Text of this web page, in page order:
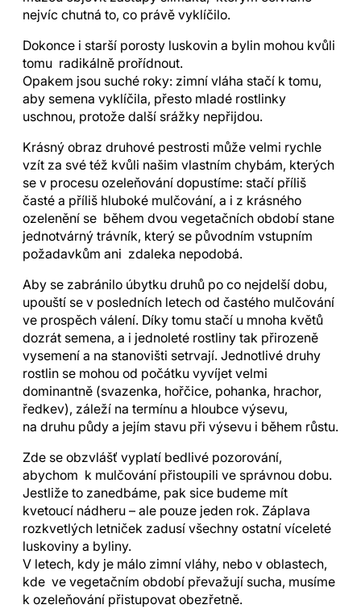
nejvíc chutná to, co právě vyklíčilo.
Dokonce i starší porosty luskovin a bylin mohou kvůli
tomu radikálně prořídnout.
Opakem jsou suché roky: zimní vláha stačí k tomu,
aby semena vyklíčila, přesto mladé rostlinky
uschnou, protože další srážky nepřijdou.
Krásný obraz druhové pestrosti může velmi rychle
vzít za své též kvůli našim vlastním chybám, kterých
se v procesu ozeleňování dopustíme: stačí příliš
časté a příliš hluboké mulčování, a i z krásného
ozelenění se během dvou vegetačních období stane
jednotvárný trávník, který se původním vstupním
požadavkům ani zdaleka nepodobá.
Aby se zabránilo úbytku druhů po co nejdelší dobu,
upouští se v posledních letech od častého mulčování
ve prospěch válení. Díky tomu stačí u mnoha květů
dozrát semena, a i jednoleté rostliny tak přirozeně
vysemení a na stanovišti setrvají. Jednotlivé druhy
rostlin se mohou od počátku vyvíjet velmi
dominantně (svazenka, hořčice, pohanka, hrachor,
ředkev), záleží na termínu a hloubce výsevu,
na druhu půdy a jejím stavu při výsevu i během růstu.
Zde se obzvlášť vyplatí bedlivé pozorování,
abychom k mulčování přistoupili ve správnou dobu.
Jestliže to zanedbáme, pak sice budeme mít
kvetoucí nádheru – ale pouze jeden rok. Záplava
rozkvetlých letniček zadusí všechny ostatní víceleté
luskoviny a byliny.
V letech, kdy je málo zimní vláhy, nebo v oblastech,
kde ve vegetačním období převažují sucha, musíme
k ozeleňování přistupovat obezřetně.